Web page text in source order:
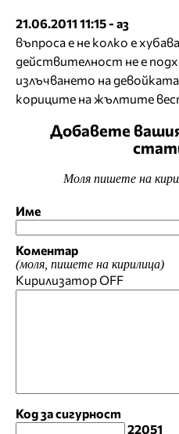
21.06.2011 11:15 - аз
въпроса е не колко е
действителност не е
излъчването на
кориците на жълтите
Добавете
Моля пишете на
Име
Коментар
(моля, пишете на кирилица)
КирилизаторOFF
Код за сигурност
22051